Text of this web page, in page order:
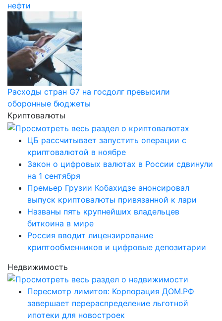
нефти
Расходы стран G7 на госдолг превысили
оборонные бюджеты
Криптовалюты
ЦБ рассчитывает запустить операции с
криптовалютой в ноябре
Закон о цифровых валютах в России сдвинули
на 1 сентября
Премьер Грузии Кобахидзе анонсировал
выпуск криптовалюты привязанной к лари
Названы пять крупнейших владельцев
биткоина в мире
Россия вводит лицензирование
криптообменников и цифровые депозитарии
Недвижимость
Пересмотр лимитов: Корпорация ДОМ.РФ
завершает перераспределение льготной
ипотеки для новостроек